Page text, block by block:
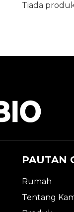
Tiada
PAUTAN
Rumah
Tentang